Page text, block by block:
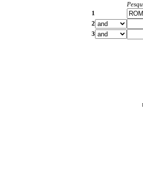
1
2
3